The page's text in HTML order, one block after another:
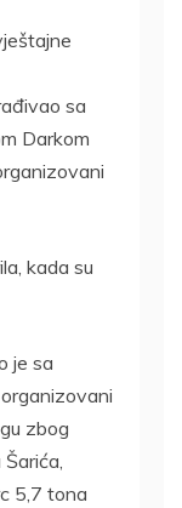
sa
Darkom
kada su
je sa
zbog
5,7 tona